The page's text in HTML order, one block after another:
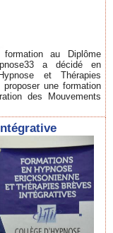
au Diplôme
a décidé en
et Thérapies
une formation
des Mouvements